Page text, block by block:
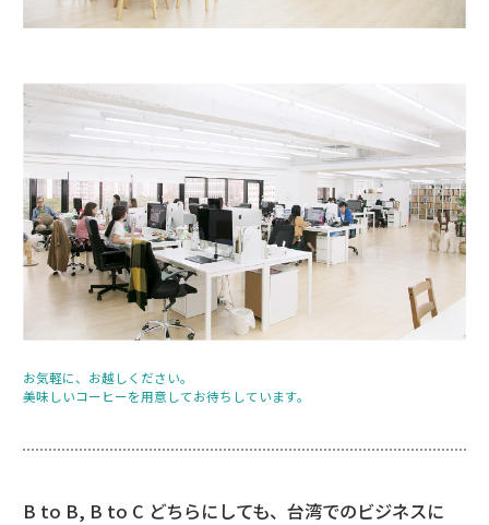
お気軽に、お越しください。
美味しいコーヒーを用意してお待ちしています。
B to B, B to C どちらにしても、台湾でのビジネスに